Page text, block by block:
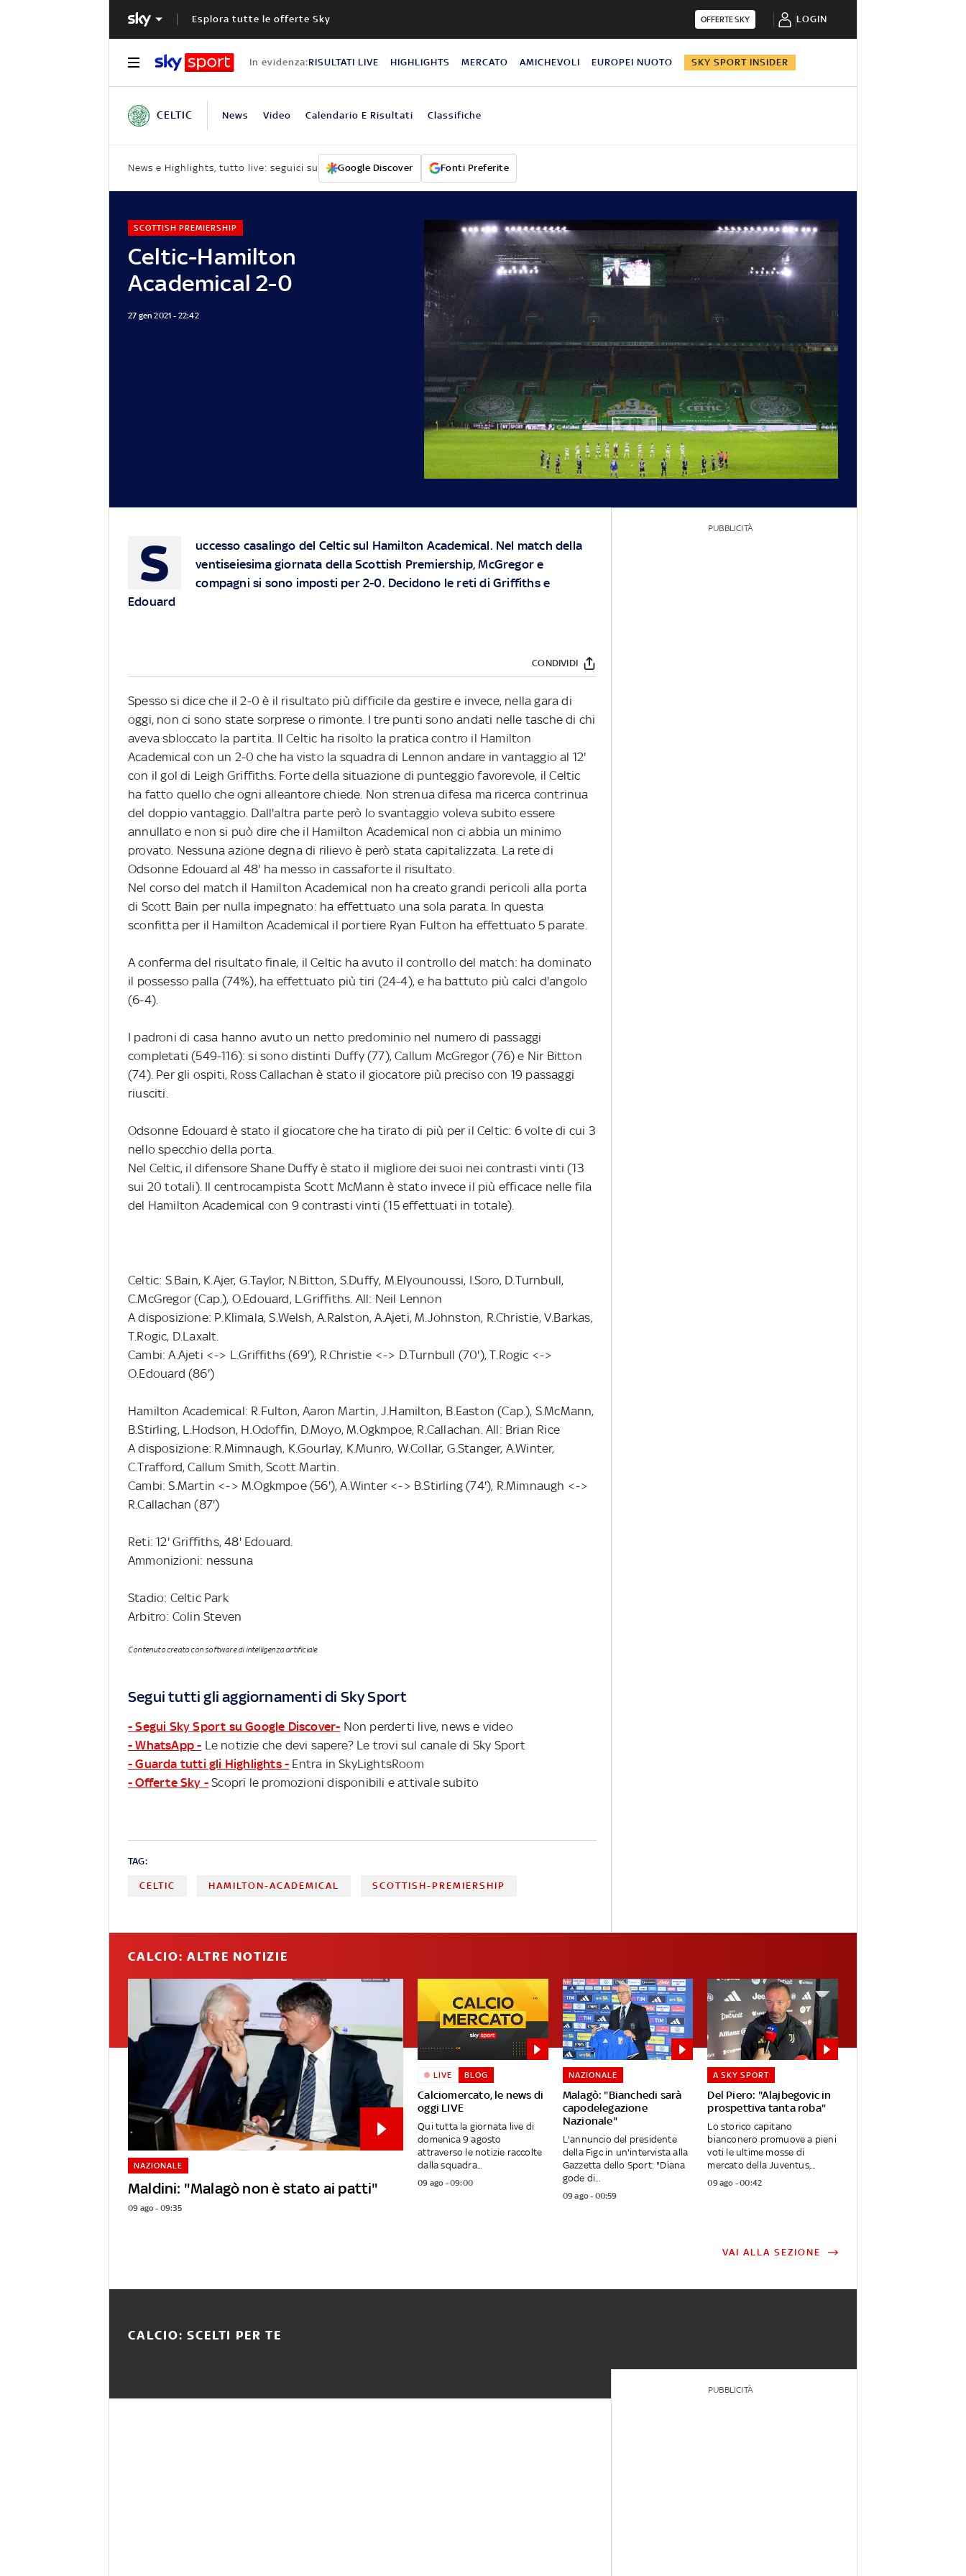
Esplora tutte le offerte Sky OFFERTE SKY LOGIN
In evidenza:RISULTATI LIVE HIGHLIGHTS MERCATO AMICHEVOLI EUROPEI NUOTO SKY SPORT INSIDER
CELTIC News Video Calendario E Risultati Classifiche
News e Highlights, tutto live: seguici su Google Discover Fonti Preferite
Celtic-Hamilton
Academical 2-0
SCOTTISH PREMIERSHIP
27 gen 2021 - 22:42
S
uccesso casalingo del Celtic sul Hamilton Academical. Nel match della
ventiseiesima giornata della Scottish Premiership, McGregor e
compagni si sono imposti per 2-0. Decidono le reti di Griffiths e
Edouard
CONDIVIDI
Spesso si dice che il 2-0 è il risultato più difficile da gestire e invece, nella gara di
oggi, non ci sono state sorprese o rimonte. I tre punti sono andati nelle tasche di chi
aveva sbloccato la partita. Il Celtic ha risolto la pratica contro il Hamilton
Academical con un 2-0 che ha visto la squadra di Lennon andare in vantaggio al 12'
con il gol di Leigh Griffiths. Forte della situazione di punteggio favorevole, il Celtic
ha fatto quello che ogni alleantore chiede. Non strenua difesa ma ricerca contrinua
del doppio vantaggio. Dall'altra parte però lo svantaggio voleva subito essere
annullato e non si può dire che il Hamilton Academical non ci abbia un minimo
provato. Nessuna azione degna di rilievo è però stata capitalizzata. La rete di
Odsonne Edouard al 48' ha messo in cassaforte il risultato.
Nel corso del match il Hamilton Academical non ha creato grandi pericoli alla porta
di Scott Bain per nulla impegnato: ha effettuato una sola parata. In questa
sconfitta per il Hamilton Academical il portiere Ryan Fulton ha effettuato 5 parate.
A conferma del risultato finale, il Celtic ha avuto il controllo del match: ha dominato
il possesso palla (74%), ha effettuato più tiri (24-4), e ha battuto più calci d'angolo
(6-4).
I padroni di casa hanno avuto un netto predominio nel numero di passaggi
completati (549-116): si sono distinti Duffy (77), Callum McGregor (76) e Nir Bitton
(74). Per gli ospiti, Ross Callachan è stato il giocatore più preciso con 19 passaggi
riusciti.
Odsonne Edouard è stato il giocatore che ha tirato di più per il Celtic: 6 volte di cui 3
nello specchio della porta.
Nel Celtic, il difensore Shane Duffy è stato il migliore dei suoi nei contrasti vinti (13
sui 20 totali). Il centrocampista Scott McMann è stato invece il più efficace nelle fila
del Hamilton Academical con 9 contrasti vinti (15 effettuati in totale).
Celtic: S.Bain, K.Ajer, G.Taylor, N.Bitton, S.Duffy, M.Elyounoussi, I.Soro, D.Turnbull,
C.McGregor (Cap.), O.Edouard, L.Griffiths. All: Neil Lennon
A disposizione: P.Klimala, S.Welsh, A.Ralston, A.Ajeti, M.Johnston, R.Christie, V.Barkas,
T.Rogic, D.Laxalt.
Cambi: A.Ajeti <-> L.Griffiths (69'), R.Christie <-> D.Turnbull (70'), T.Rogic <->
O.Edouard (86')
Hamilton Academical: R.Fulton, Aaron Martin, J.Hamilton, B.Easton (Cap.), S.McMann,
B.Stirling, L.Hodson, H.Odoffin, D.Moyo, M.Ogkmpoe, R.Callachan. All: Brian Rice
A disposizione: R.Mimnaugh, K.Gourlay, K.Munro, W.Collar, G.Stanger, A.Winter,
C.Trafford, Callum Smith, Scott Martin.
Cambi: S.Martin <-> M.Ogkmpoe (56'), A.Winter <-> B.Stirling (74'), R.Mimnaugh <->
R.Callachan (87')
Reti: 12' Griffiths, 48' Edouard.
Ammonizioni: nessuna
Stadio: Celtic Park
Arbitro: Colin Steven
Contenuto creato con software di intelligenza artificiale
Segui tutti gli aggiornamenti di Sky Sport
- Segui Sky Sport su Google Discover- Non perderti live, news e video
- WhatsApp - Le notizie che devi sapere? Le trovi sul canale di Sky Sport
- Guarda tutti gli Highlights - Entra in SkyLightsRoom
- Offerte Sky - Scopri le promozioni disponibili e attivale subito
TAG:
CELTIC HAMILTON-ACADEMICAL SCOTTISH-PREMIERSHIP
PUBBLICITÀ
CALCIO: ALTRE NOTIZIE
Maldini: "Malagò non è stato ai patti"
NAZIONALE
09 ago - 09:35
Calciomercato, le news di
oggi LIVE
LIVE BLOG
Qui tutta la giornata live di
domenica 9 agosto
attraverso le notizie raccolte
dalla squadra...
09 ago - 09:00
Malagò: "Bianchedi sarà
capodelegazione
Nazionale"
NAZIONALE
L'annuncio del presidente
della Figc in un'intervista alla
Gazzetta dello Sport: "Diana
gode di...
09 ago - 00:59
Del Piero: "Alajbegovic in
prospettiva tanta roba"
A SKY SPORT
Lo storico capitano
bianconero promuove a pieni
voti le ultime mosse di
mercato della Juventus,...
09 ago - 00:42
VAI ALLA SEZIONE
CALCIO: SCELTI PER TE
PUBBLICITÀ